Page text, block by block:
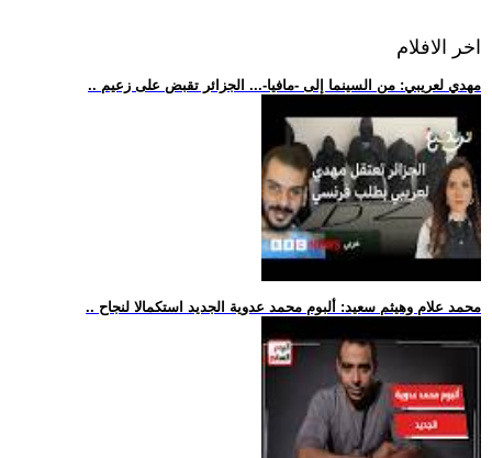
اخر الافلام
.. مهدي لعريبي: من السينما إلى -مافيا-... الجزائر تقبض على زعيم
.. محمد علام وهيثم سعيد: ألبوم محمد عدوية الجديد استكمالا لنجاح